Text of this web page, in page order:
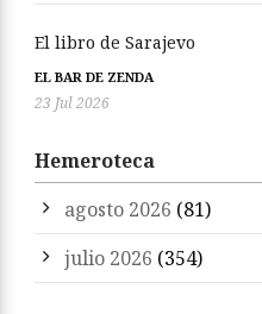
El libro de Sarajevo
EL BAR DE ZENDA
23 Jul 2026
Hemeroteca
agosto 2026 (81)
julio 2026 (354)